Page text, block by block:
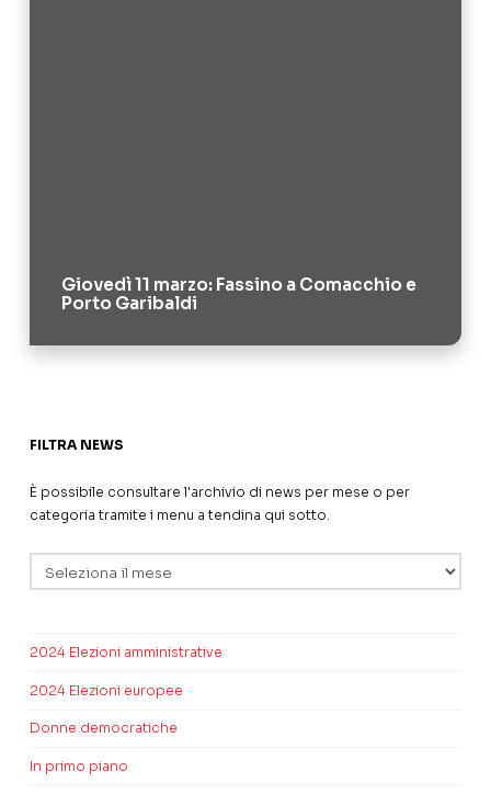
Giovedì 11 marzo: Fassino a Comacchio e
Porto Garibaldi
FILTRA NEWS
È possibile consultare l'archivio di news per mese o per
categoria tramite i menu a tendina qui sotto.
2024 Elezioni amministrative
2024 Elezioni europee
Donne democratiche
In primo piano